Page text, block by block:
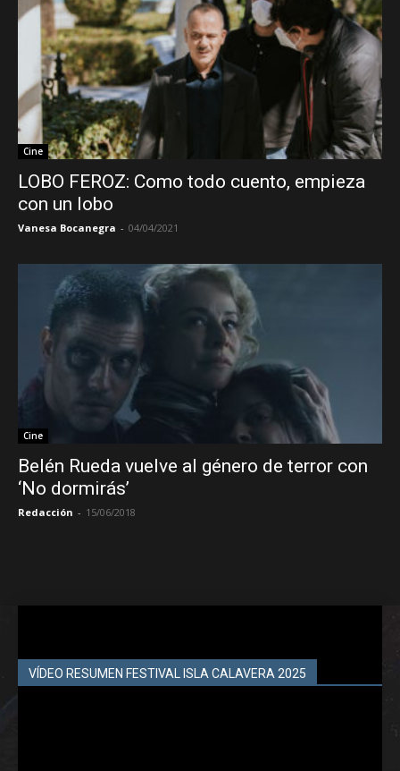
Cine
LOBO FEROZ: Como todo cuento, empieza
con un lobo
Vanesa Bocanegra - 04/04/2021
Cine
Belén Rueda vuelve al género de terror con
‘No dormirás’
Redacción - 15/06/2018
VÍDEO RESUMEN FESTIVAL ISLA CALAVERA 2025